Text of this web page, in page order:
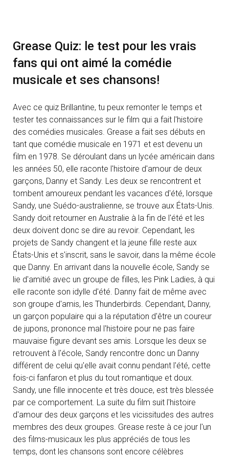
Grease Quiz: le test pour les vrais
fans qui ont aimé la comédie
musicale et ses chansons!
Avec ce quiz Brillantine, tu peux remonter le temps et
tester tes connaissances sur le film qui a fait l'histoire
des comédies musicales. Grease a fait ses débuts en
tant que comédie musicale en 1971 et est devenu un
film en 1978. Se déroulant dans un lycée américain dans
les années 50, elle raconte l'histoire d'amour de deux
garçons, Danny et Sandy. Les deux se rencontrent et
tombent amoureux pendant les vacances d'été, lorsque
Sandy, une Suédo-australienne, se trouve aux États-Unis.
Sandy doit retourner en Australie à la fin de l'été et les
deux doivent donc se dire au revoir. Cependant, les
projets de Sandy changent et la jeune fille reste aux
États-Unis et s'inscrit, sans le savoir, dans la même école
que Danny. En arrivant dans la nouvelle école, Sandy se
lie d'amitié avec un groupe de filles, les Pink Ladies, à qui
elle raconte son idylle d'été. Danny fait de même avec
son groupe d'amis, les Thunderbirds. Cependant, Danny,
un garçon populaire qui a la réputation d'être un coureur
de jupons, prononce mal l'histoire pour ne pas faire
mauvaise figure devant ses amis. Lorsque les deux se
retrouvent à l'école, Sandy rencontre donc un Danny
différent de celui qu'elle avait connu pendant l'été, cette
fois-ci fanfaron et plus du tout romantique et doux.
Sandy, une fille innocente et très douce, est très blessée
par ce comportement. La suite du film suit l'histoire
d'amour des deux garçons et les vicissitudes des autres
membres des deux groupes. Grease reste à ce jour l'un
des films-musicaux les plus appréciés de tous les
temps, dont les chansons sont encore célèbres